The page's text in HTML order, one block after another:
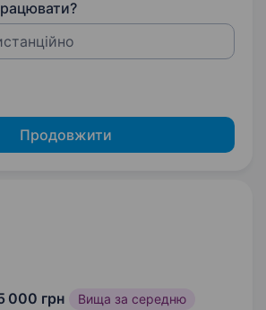
Продовжити
000 грн Вища за середню